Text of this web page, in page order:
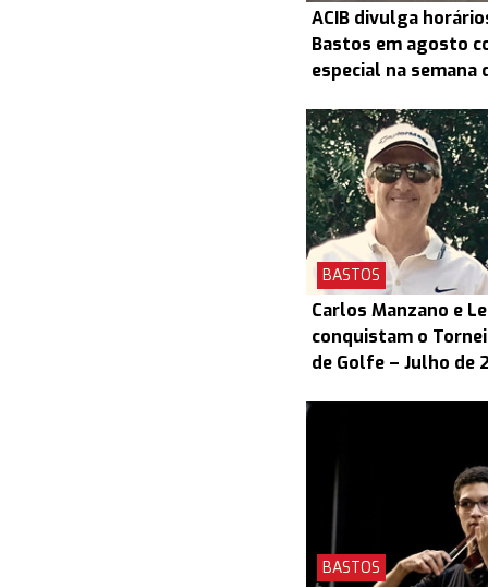
ACIB divulga
Bastos em agosto
especial na semana
BASTOS
Carlos Manzano e
conquistam o
de Golfe – Julho de
BASTOS